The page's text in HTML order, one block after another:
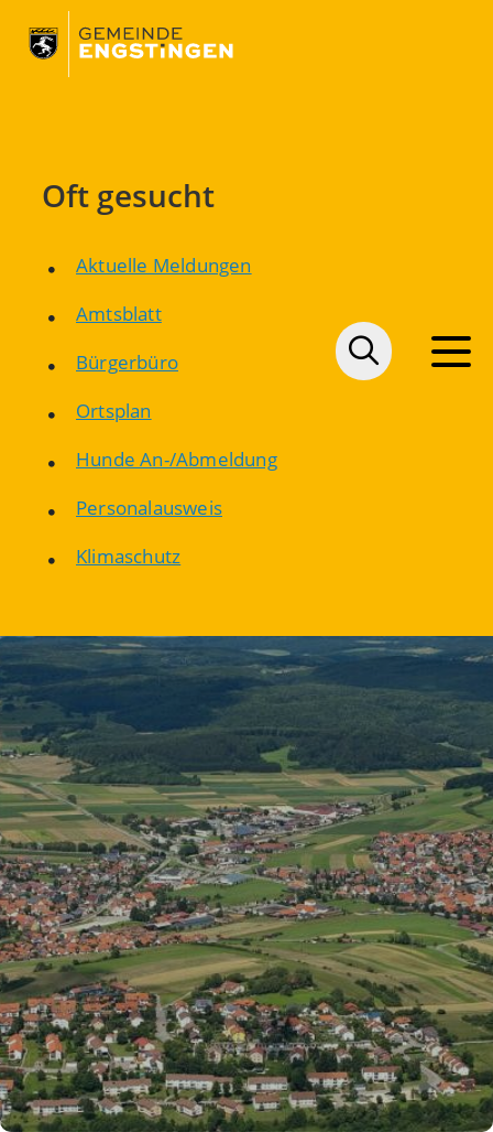
Oft gesucht
Aktuelle Meldungen
Amtsblatt
Bürgerbüro
Ortsplan
Hunde An-/Abmeldung
Personalausweis
Klimaschutz